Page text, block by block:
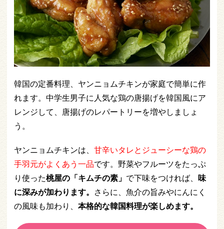
韓国の定番料理、ヤンニョムチキンが家庭で簡単に作
れます。中学生男子に人気な鶏の唐揚げを韓国風にア
レンジして、唐揚げのレパートリーを増やしましょ
う。
ヤンニョムチキンは、 甘辛いタレとジューシーな鶏の
手羽元がよくあう一品です。野菜やフルーツをたっぷ
り使った桃屋の「キムチの素」 で下味をつければ、 味
に深みが加わります。 さらに、魚介の旨みやにんにく
の風味も加わり、 本格的な韓国料理が楽しめます。